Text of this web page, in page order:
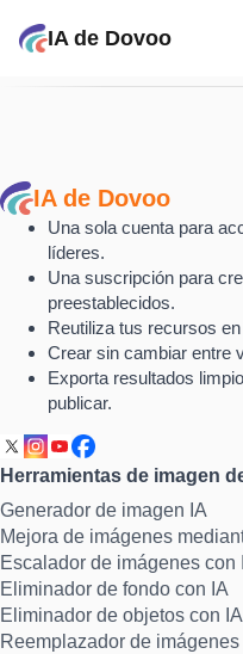
IA de Dovoo
IA de Dovoo
Una sola cuenta para
líderes.
Una suscripción para
preestablecidos.
Reutiliza tus recursos
Crear sin cambiar entre
Exporta resultados
publicar.
Herramientas de imagen
Generador de imagen IA
Mejora de imágenes
Escalador de imágenes con
Eliminador de fondo con IA
Eliminador de objetos con IA
Reemplazador de imágenes